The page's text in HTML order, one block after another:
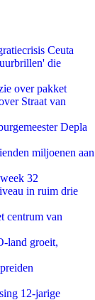
Ceuta
die
over pakket
Straat van
Depla
miljoenen aan
32
in ruim drie
centrum van
land groeit,
12-jarige